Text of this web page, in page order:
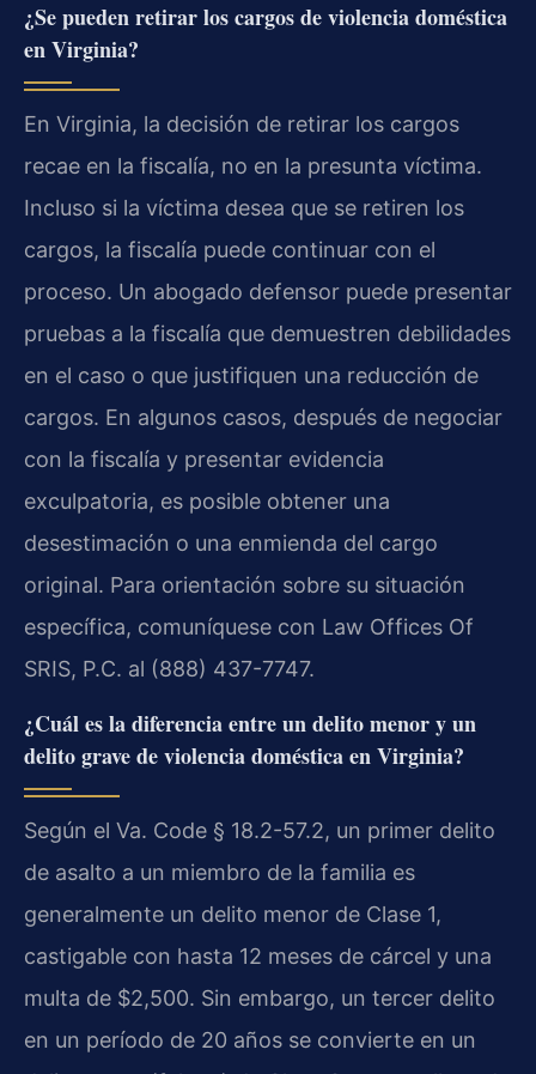
¿Se pueden retirar los cargos de violencia doméstica
en Virginia?
En Virginia, la decisión de retirar los cargos
recae en la fiscalía, no en la presunta víctima.
Incluso si la víctima desea que se retiren los
cargos, la fiscalía puede continuar con el
proceso. Un abogado defensor puede presentar
pruebas a la fiscalía que demuestren debilidades
en el caso o que justifiquen una reducción de
cargos. En algunos casos, después de negociar
con la fiscalía y presentar evidencia
exculpatoria, es posible obtener una
desestimación o una enmienda del cargo
original. Para orientación sobre su situación
específica, comuníquese con Law Offices Of
SRIS, P.C. al (888) 437-7747.
¿Cuál es la diferencia entre un delito menor y un
delito grave de violencia doméstica en Virginia?
Según el Va. Code § 18.2-57.2, un primer delito
de asalto a un miembro de la familia es
generalmente un delito menor de Clase 1,
castigable con hasta 12 meses de cárcel y una
multa de $2,500. Sin embargo, un tercer delito
en un período de 20 años se convierte en un